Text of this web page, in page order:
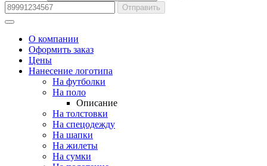
Отправить
О компании
Оформить заказ
Цены
Нанесение логотипа
На футболки
На поло
Описание
На толстовки
На спецодежду
На шапки
На жилеты
На сумки